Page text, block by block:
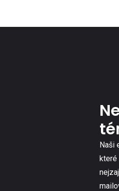
Naši
které